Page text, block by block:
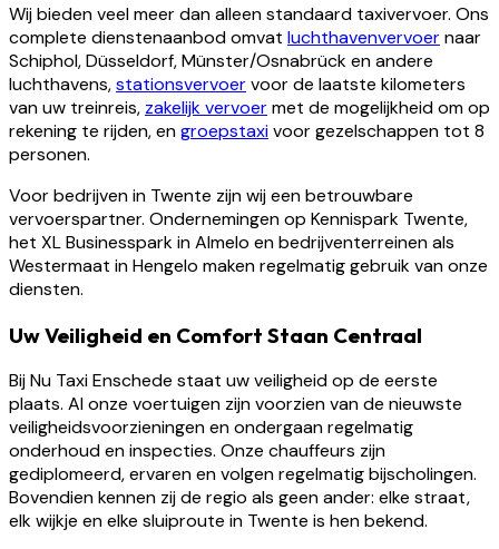
Wij bieden veel meer dan alleen standaard taxivervoer. Ons
complete dienstenaanbod omvat luchthavenvervoernaar
Schiphol, Düsseldorf, Münster/Osnabrück en andere
luchthavens,stationsvervoervoor de laatste kilometers
van uw treinreis, zakelijk vervoermet de mogelijkheid om op
rekening te rijden, engroepstaxivoor gezelschappen tot 8
personen.
Voor bedrijven in Twente zijn wij een betrouwbare
vervoerspartner. Ondernemingen op Kennispark Twente,
het XL Businesspark in Almelo en bedrijventerreinen als
Westermaat in Hengelo maken regelmatig gebruik van onze
diensten.
Uw Veiligheid en Comfort Staan Centraal
Bij Nu Taxi Enschede staat uw veiligheid op de eerste
plaats. Al onze voertuigen zijn voorzien van de nieuwste
veiligheidsvoorzieningen en ondergaan regelmatig
onderhoud en inspecties. Onze chauffeurs zijn
gediplomeerd, ervaren en volgen regelmatig bijscholingen.
Bovendien kennen zij de regio als geen ander: elke straat,
elk wijkje en elke sluiproute in Twente is hen bekend.